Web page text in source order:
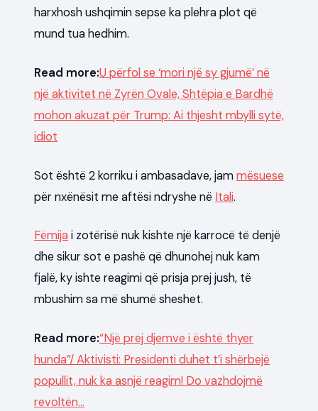
harxhosh ushqimin sepse ka plehra plot që
mund tua hedhim.
Read more:U përfol se ‘mori një sy gjumë’ në
një aktivitet në Zyrën Ovale, Shtëpia e Bardhë
mohon akuzat për Trump: Ai thjesht mbylli sytë,
idiot
Sot është 2 korriku i ambasadave, jammësuese
për nxënësit me aftësi ndryshe në Itali.
Fëmija i zotërisë nuk kishte një karrocë të denjë
dhe sikur sot e pashë që dhunohej nuk kam
fjalë, ky ishte reagimi që prisja prej jush, të
mbushim sa më shumë sheshet.
Read more:“Një prej djemve i është thyer
hunda”/ Aktivisti: Presidenti duhet t’i shërbejë
popullit, nuk ka asnjë reagim! Do vazhdojmë
revoltën…